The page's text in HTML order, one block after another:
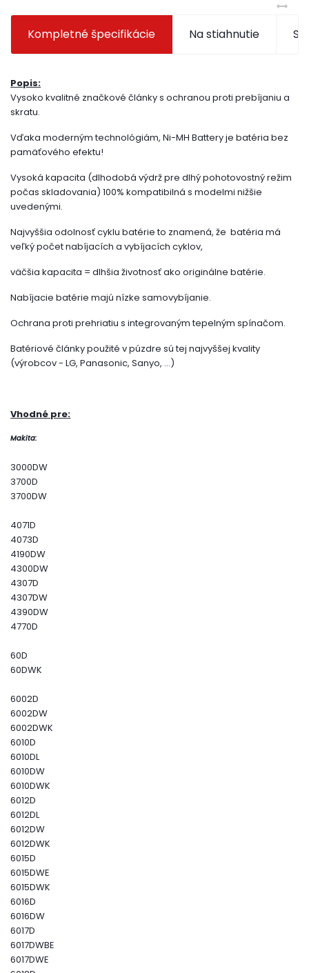
Kompletné špecifikácie Na stiahnutie
Popis:
Vysoko kvalitné značkové články s ochranou proti prebíjaniu a
skratu.
Vďaka moderným technológiám, Ni-MH Battery je batéria bez
pamäťového efektu!
Vysoká kapacita (dlhodobá výdrž pre dlhý pohotovostný režim
počas skladovania) 100% kompatibilná s modelmi nižšie
uvedenými.
Najvyššia odolnosť cyklu batérie to znamená, že batéria má
veľký počet nabíjacích a vybíjacích cyklov,
väčšia kapacita = dlhšia životnosť ako originálne batérie.
Nabíjacie batérie majú nízke samovybíjanie.
Ochrana proti prehriatiu s integrovaným tepelným spínačom.
Batériové články použité v púzdre sú tej najvyššej kvality
(výrobcov - LG, Panasonic, Sanyo, ...)
Vhodné pre:
Makita:
3000DW
3700D
3700DW
4071D
4073D
4190DW
4300DW
4307D
4307DW
4390DW
4770D
60D
60DWK
6002D
6002DW
6002DWK
6010D
6010DL
6010DW
6010DWK
6012D
6012DL
6012DW
6012DWK
6015D
6015DWE
6015DWK
6016D
6016DW
6017D
6017DWBE
6017DWE